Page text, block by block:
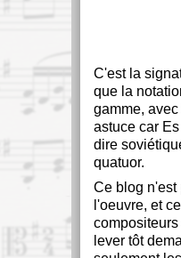
C'est la
que la
gamme,
astuce car
dire
quatuor.
Ce blog n'est
l'oeuvre, et
lever tôt